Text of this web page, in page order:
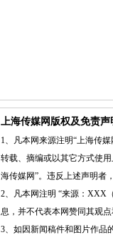
上海传媒网版权及免责声
1、凡本网来源注明“上海传
转载、摘编或以其它方式使
海传媒网”。违反上述声明者
2、凡本网注明 “来源：XXX
息，并不代表本网赞同其观点
3、如因新闻稿件和图片作品